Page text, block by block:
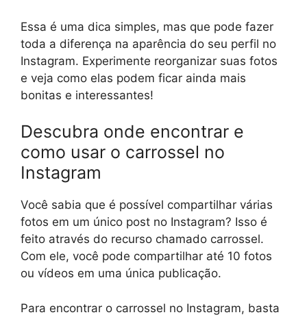
Essa é uma dica simples, mas que pode fazer
toda a diferença na aparência do seu perfil no
Instagram. Experimente reorganizar suas fotos
e veja como elas podem ficar ainda mais
bonitas e interessantes!
Descubra onde encontrar e
como usar o carrossel no
Instagram
Você sabia que é possível compartilhar várias
fotos em um único post no Instagram? Isso é
feito através do recurso chamado carrossel.
Com ele, você pode compartilhar até 10 fotos
ou vídeos em uma única publicação.
Para encontrar o carrossel no Instagram, basta